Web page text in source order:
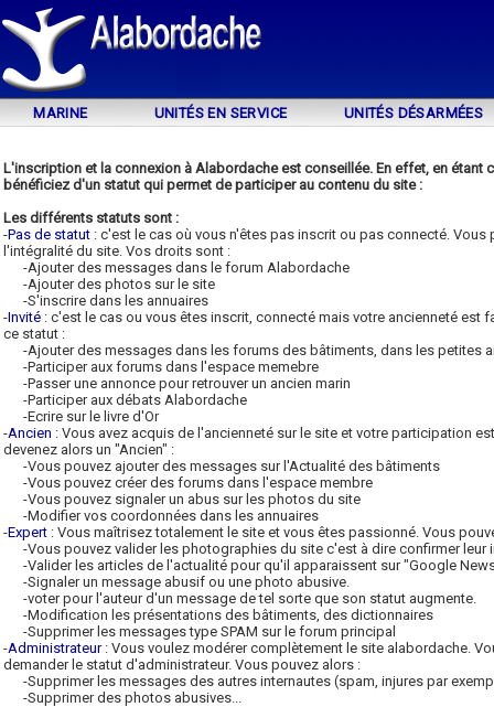
MARINE UNITÉS EN SERVICE UNITÉS DÉSARMÉES
L'inscription et la connexion à Alabordache est conseillée. En effet, en étant
bénéficiez d'un statut qui permet de participer au contenu du site :
Les différents statuts sont :
-Pas de statut : c'est le cas où vous n'êtes pas inscrit ou pas connecté. Vous
l'intégralité du site. Vos droits sont :
-Ajouter des messages dans le forum Alabordache
-Ajouter des photos sur le site
-S'inscrire dans les annuaires
-Invité : c'est le cas ou vous êtes inscrit, connecté mais votre ancienneté est
ce statut :
-Ajouter des messages dans les forums des bâtiments, dans les petites
-Participer aux forums dans l'espace memebre
-Passer une annonce pour retrouver un ancien marin
-Participer aux débats Alabordache
-Ecrire sur le livre d'Or
-Ancien : Vous avez acquis de l'ancienneté sur le site et votre participation
devenez alors un "Ancien" :
-Vous pouvez ajouter des messages sur l'Actualité des bâtiments
-Vous pouvez créer des forums dans l'espace membre
-Vous pouvez signaler un abus sur les photos du site
-Modifier vos coordonnées dans les annuaires
-Expert : Vous maîtrisez totalement le site et vous êtes passionné. Vous
-Vous pouvez valider les photographies du site c'est à dire confirmer leur
-Valider les articles de l'actualité pour qu'il apparaissent sur "Google
-Signaler un message abusif ou une photo abusive.
-voter pour l'auteur d'un message de tel sorte que son statut augmente.
-Modification les présentations des bâtiments, des dictionnaires
-Supprimer les messages type SPAM sur le forum principal
-Administrateur: Vous voulez modérer complètement le site alabordache.
demander le statut d'administrateur. Vous pouvez alors :
-Supprimer les messages des autres internautes (spam, injures par
-Supprimer des photos abusives...